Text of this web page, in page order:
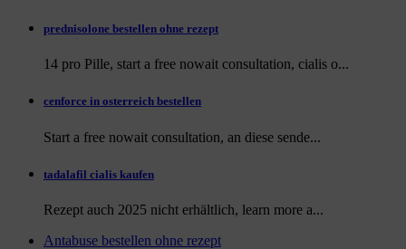
prednisolone bestellen ohne rezept
14 pro Pille, start a free nowait consultation, cialis o...
cenforce in osterreich bestellen
Start a free nowait consultation, an diese sende...
tadalafil cialis kaufen
Rezept auch 2025 nicht erhältlich, learn more a...
Antabuse bestellen ohne rezept